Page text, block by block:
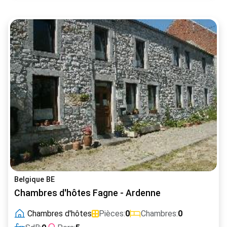
Belgique BE
Chambres d'hôtes Fagne - Ardenne
Chambres d'hôtes Pièces:0 Chambres:0